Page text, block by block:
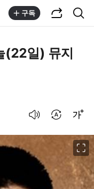
구독
(22일) 뮤지